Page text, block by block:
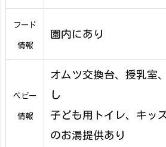
フード
情報
園内にあり
ベビー
情報
オムツ交換台、授乳室
し
子ども用トイレ、キッ
のお湯提供あり